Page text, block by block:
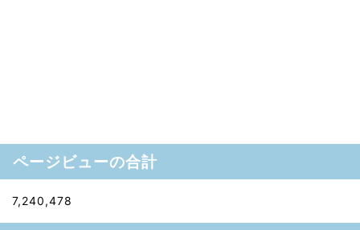
ページビューの合計
7,240,478